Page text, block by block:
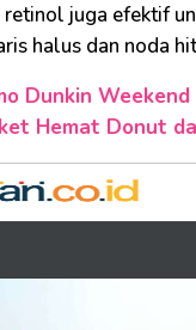
retinol juga efektif
halus dan noda
Dunkin
Hemat Donut